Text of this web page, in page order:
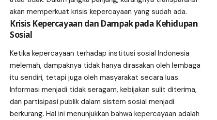
akan memperkuat krisis kepercayaan yang sudah ada.
Krisis Kepercayaan dan Dampak pada Kehidupan
Sosial
Ketika kepercayaan terhadap institusi sosial Indonesia
melemah, dampaknya tidak hanya dirasakan oleh lembaga
itu sendiri, tetapi juga oleh masyarakat secara luas.
Informasi menjadi tidak seragam, kebijakan sulit diterima,
dan partisipasi publik dalam sistem sosial menjadi
berkurang. Hal ini menunjukkan bahwa kepercayaan adalah